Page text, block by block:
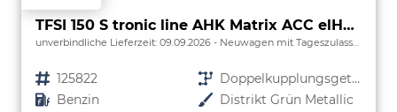
TFSI 150 S tronic line AHK Matrix ACC elHk SpSi 3JG
unverbindliche Lieferzeit: 09.09.2026 Neuwagen mit Tageszulassung
Fahrzeugnr. 125822 Getriebe
Doppelkupplungsgetriebe (DSG)
Kraftstoff Benzin Außenfarbe Distrikt Grün Metallic